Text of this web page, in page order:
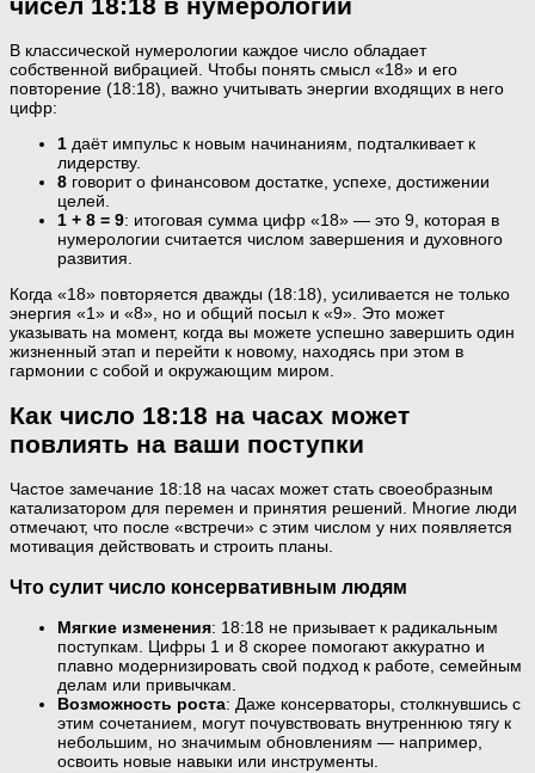
В классической нумерологии каждое число обладает
собственной вибрацией. Чтобы понять смысл «18» и его
повторение (18:18), важно учитывать энергии входящих в него
цифр:
1 даёт импульс к новым начинаниям, подталкивает к
лидерству.
8 говорит о финансовом достатке, успехе, достижении
целей.
1 + 8 = 9: итоговая сумма цифр «18» — это 9, которая в
нумерологии считается числом завершения и духовного
развития.
Когда «18» повторяется дважды (18:18), усиливается не только
энергия «1» и «8», но и общий посыл к «9». Это может
указывать на момент, когда вы можете успешно завершить один
жизненный этап и перейти к новому, находясь при этом в
гармонии с собой и окружающим миром.
Как число 18:18 на часах может
повлиять на ваши поступки
Частое замечание 18:18 на часах может стать своеобразным
катализатором для перемен и принятия решений. Многие люди
отмечают, что после «встречи» с этим числом у них появляется
мотивация действовать и строить планы.
Что сулит число консервативным людям
Мягкие изменения: 18:18 не призывает к радикальным
поступкам. Цифры 1 и 8 скорее помогают аккуратно и
плавно модернизировать свой подход к работе, семейным
делам или привычкам.
Возможность роста: Даже консерваторы, столкнувшись с
этим сочетанием, могут почувствовать внутреннюю тягу к
небольшим, но значимым обновлениям — например,
освоить новые навыки или инструменты.